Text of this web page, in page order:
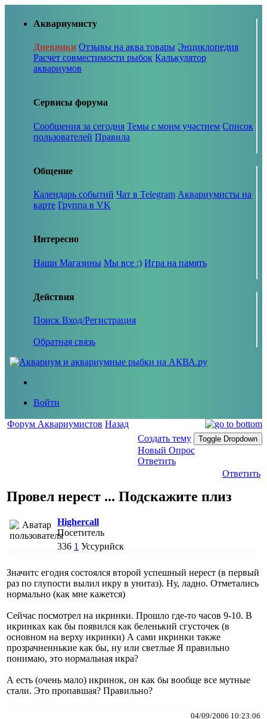
Аквариумисту
Дневники Отзывы на аква товары Энциклопедия
Расчет совместимости рыбок Калькулятор
аквариумов
Сервисы форума
Сообщения за сегодня Темы с моим участием Список
пользователей Правила
Общение
Календарь событий Чат в Telegram Аквариумисты на
карте Группа в VK
Интересно
Наши Магазины Мы все :) Игра на память
Действия
Поиск Вход/Регистрация
Обратная связь
Войти
Форум Аквариумистов Назад
Создать тему
Toggle Dropdown
Новый Опрос
Ответить
Ответить
Провел нерест ... Подскажите плиз
Highercall
Посетитель
336 1 Уссурийск
Значитс егодня состоялся второй успешный нерест (в первый
раз по глупости вылил икру в унитаз). Ну, ладно. Отметались
нормально (как мне кажется)
Сейчас посмотрел на икринки. Прошло где-то часов 9-10. В
икринках как бы появился как беленький сгусточек (в
основном на верху икринки) А сами икринки также
прозрачненнькие как бы, ну или светлые Я правильно
понимаю, это нормальная икра?
А есть (очень мало) икринок, он как бы вообще все мутные
стали. Это пропавшая? Правильно?
04/09/2006 10:23:06